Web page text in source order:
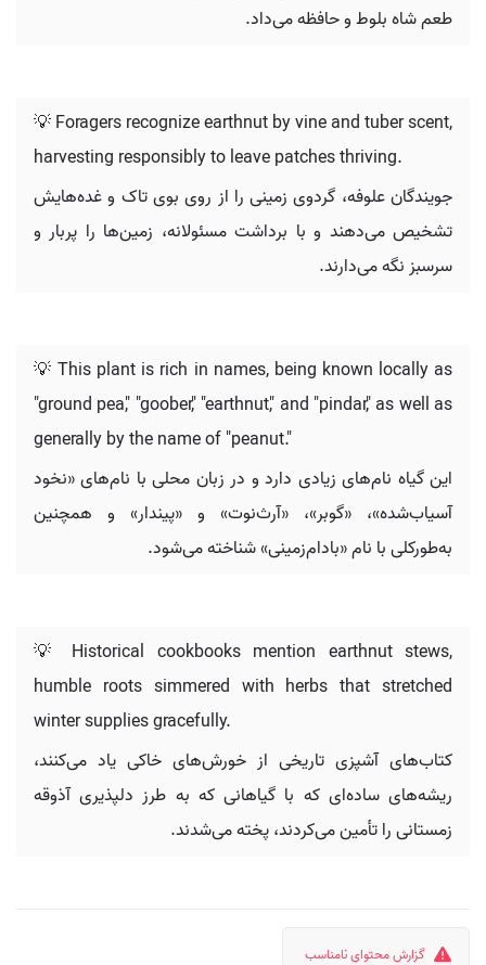
طعم شاه بلوط و حافظه می‌داد.
💡 Foragers recognize earthnut by vine and tuber scent,
harvesting responsibly to leave patches thriving.
جویندگان علوفه، گردوی زمینی را از روی بوی تاک و غده‌هایش
تشخیص می‌دهند و با برداشت مسئولانه، زمین‌ها را پربار و
سرسبز نگه می‌دارند.
💡 This plant is rich in names, being known locally as
"ground pea," "goober," "earthnut," and "pindar," as well as
generally by the name of "peanut."
این گیاه نام‌های زیادی دارد و در زبان محلی با نام‌های «نخود
آسیاب‌شده»، «گوبر»، «آرث‌نوت» و «پیندار» و همچنین
به‌طورکلی با نام «بادام‌زمینی» شناخته می‌شود.
💡 Historical cookbooks mention earthnut stews,
humble roots simmered with herbs that stretched
winter supplies gracefully.
کتاب‌های آشپزی تاریخی از خورش‌های خاکی یاد می‌کنند،
ریشه‌های ساده‌ای که با گیاهانی که به طرز دلپذیری آذوقه
زمستانی را تأمین می‌کردند، پخته می‌شدند.
گزارش محتوای نامناسب